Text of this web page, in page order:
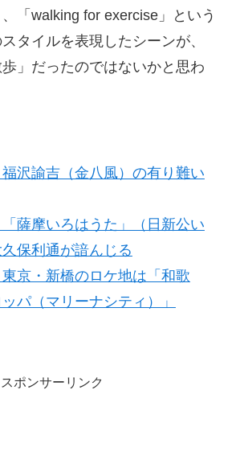
「walking for exercise」という
タイルを表現したシーンが、
歩」だったのではないかと思わ
福沢諭吉（金八風）の有り難い
「薩摩いろはうた」（日新公い
保利通が諳んじる
東京・新橋のロケ地は「和歌
パ（マリーナシティ）」
スポンサーリンク